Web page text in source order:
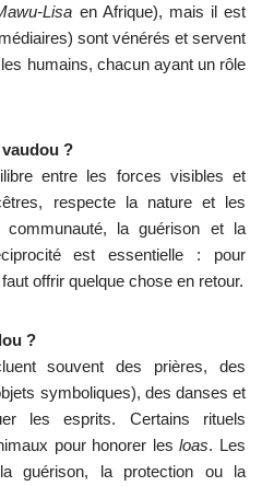
Lisa en Afrique), mais il est
sont vénérés et servent
humains, chacun ayant un rôle
?
entre les forces visibles et
respecte la nature et les
la guérison et la
est essentielle : pour
offrir quelque chose en retour.
?
souvent des prières, des
symboliques), des danses et
les esprits. Certains rituels
pour honorer lesloas. Les
guérison, la protection ou la